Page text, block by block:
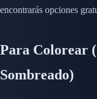
encontrarás opciones
Para Colorear
Sombreado)